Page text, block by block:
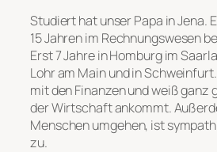
Studiert hat unser Papa in Jena.
15 Jahren im Rechnungswesen
Erst 7 Jahre in Homburg im
Lohr am Main und in
mit den Finanzen und weiß ganz
der Wirtschaft ankommt.
Menschen umgehen, ist
zu.